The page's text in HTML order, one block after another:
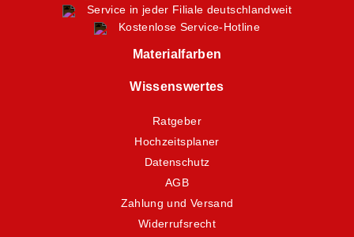
Service in jeder Filiale deutschlandweit
Kostenlose Service-Hotline
Materialfarben
Wissenswertes
Ratgeber
Hochzeitsplaner
Datenschutz
AGB
Zahlung und Versand
Widerrufsrecht